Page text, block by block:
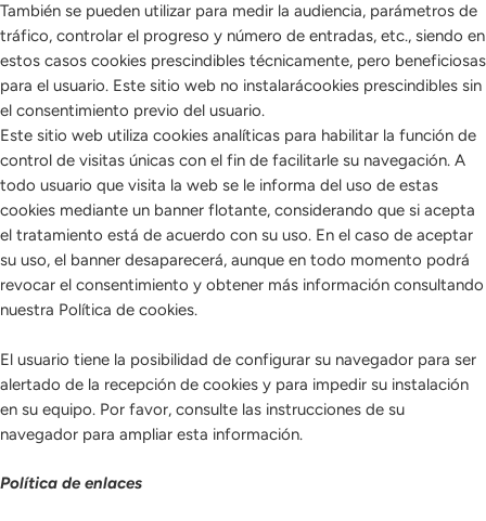
También se pueden utilizar para medir la audiencia, parámetros de
tráfico, controlar el progreso y número de entradas, etc., siendo en
estos casos cookies prescindibles técnicamente, pero beneficiosas
para el usuario. Este sitio web no instalarácookies prescindibles sin
el consentimiento previo del usuario.
Este sitio web utiliza cookies analíticas para habilitar la función de
control de visitas únicas con el fin de facilitarle su navegación. A
todo usuario que visita la web se le informa del uso de estas
cookies mediante un banner flotante, considerando que si acepta
el tratamiento está de acuerdo con su uso. En el caso de aceptar
su uso, el banner desaparecerá, aunque en todo momento podrá
revocar el consentimiento y obtener más información consultando
nuestra Política de cookies.
El usuario tiene la posibilidad de configurar su navegador para ser
alertado de la recepción de cookies y para impedir su instalación
en su equipo. Por favor, consulte las instrucciones de su
navegador para ampliar esta información.
Política de enlaces